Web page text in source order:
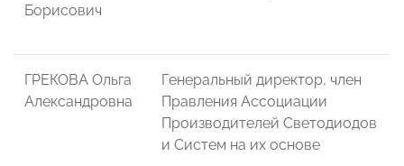
Борисович
ГРЕКОВА Ольга
Александровна
Генеральный директор, член
Правления Ассоциации
Производителей Светодиодов
и Систем на их основе